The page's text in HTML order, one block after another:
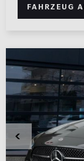
Fahrzeug